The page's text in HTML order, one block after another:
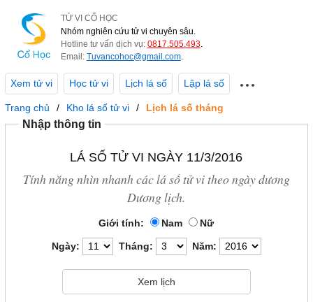
TỬ VI CỔ HỌC
Nhóm nghiên cứu tử vi chuyên sâu.
Hotline tư vấn dịch vụ: 0817.505.493.
Email: Tuvancohoc@gmail.com.
Xem tử vi Học tử vi Lịch lá số Lập lá số
Trang chủ Kho lá số tử vi Lịch lá số tháng
Nhập thông tin
LÁ SỐ TỬ VI NGÀY 11/3/2016
Tính năng nhìn nhanh các lá số tử vi theo ngày dương
Dương lịch.
Giới tính: Nam Nữ
Ngày: Tháng: Năm: